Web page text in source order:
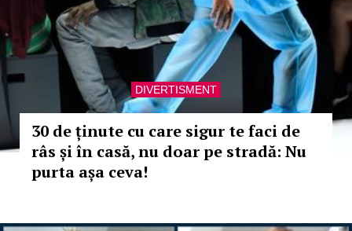
DIVERTISMENT
30 de ținute cu care sigur te faci de
râs și în casă, nu doar pe stradă: Nu
purta așa ceva!